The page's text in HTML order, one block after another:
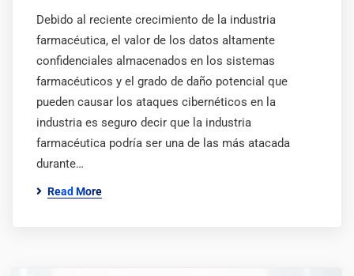
Debido al reciente crecimiento de la industria
farmacéutica, el valor de los datos altamente
confidenciales almacenados en los sistemas
farmacéuticos y el grado de daño potencial que
pueden causar los ataques cibernéticos en la
industria es seguro decir que la industria
farmacéutica podría ser una de las más atacada
durante…
Read More